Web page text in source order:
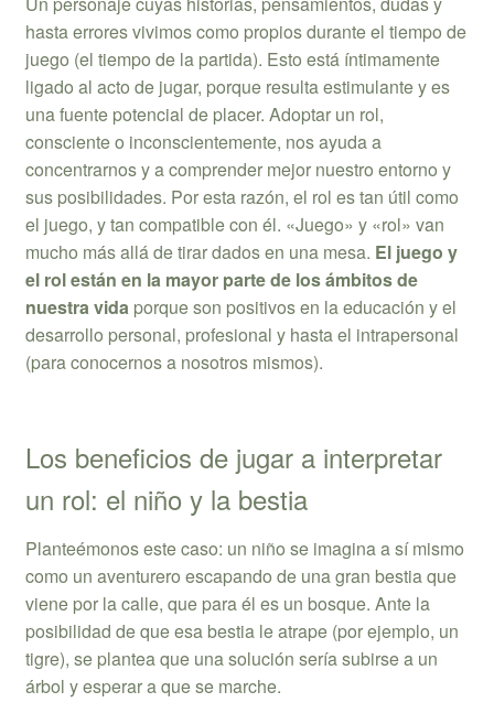
hasta errores vivimos como propios durante el tiempo de
juego (el tiempo de la partida). Esto está íntimamente
ligado al acto de jugar, porque resulta estimulante y es
una fuente potencial de placer. Adoptar un rol,
consciente o inconscientemente, nos ayuda a
concentrarnos y a comprender mejor nuestro entorno y
sus posibilidades. Por esta razón, el rol es tan útil como
el juego, y tan compatible con él. «Juego» y «rol» van
mucho más allá de tirar dados en una mesa. El juego y
el rol están en la mayor parte de los ámbitos de
nuestra vidaporque son positivos en la educación y el
desarrollo personal, profesional y hasta el intrapersonal
(para conocernos a nosotros mismos).
Los beneficios de jugar a interpretar
un rol: el niño y la bestia
Planteémonos este caso: un niño se imagina a sí mismo
como un aventurero escapando de una gran bestia que
viene por la calle, que para él es un bosque. Ante la
posibilidad de que esa bestia le atrape (por ejemplo, un
tigre), se plantea que una solución sería subirse a un
árbol y esperar a que se marche.